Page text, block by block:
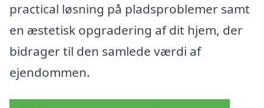
practical løsning på pladsproblemer samt
en æstetisk opgradering af dit hjem, der
bidrager til den samlede værdi af
ejendommen.